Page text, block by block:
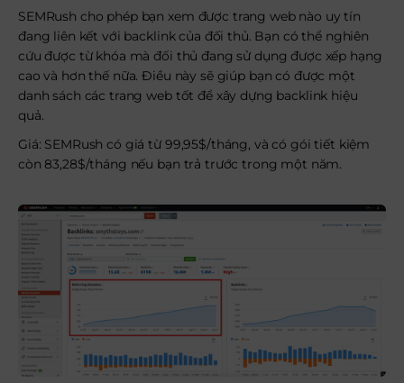
SEMRush cho phép bạn xem được trang web nào uy tín
đang liên kết với backlink của đối thủ. Bạn có thể nghiên
cứu được từ khóa mà đối thủ đang sử dụng được xếp hạng
cao và hơn thế nữa. Điều này sẽ giúp bạn có được một
danh sách các trang web tốt để xây dựng backlink hiệu
quả.
Giá: SEMRush có giá từ 99,95$/tháng, và có gói tiết kiệm
còn 83,28$/tháng nếu bạn trả trước trong một năm.